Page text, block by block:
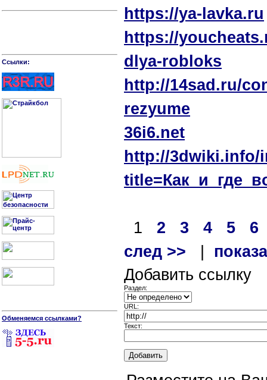
Cсылки:
Обменяемся ссылками?
https://ya-lavka.ru
https://
dlya-robloks
http://14sad.ru/
rezyume
36i6.net
http://3dwiki.info/
1 2 3 4 5
6
след >>
Добавить ссылку
Раздел:
URL:
Текст: